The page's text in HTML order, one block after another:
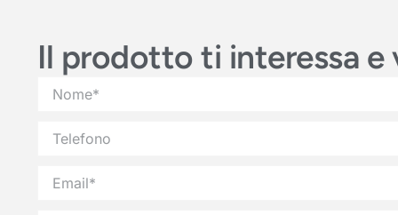
Il prodotto ti interessa e